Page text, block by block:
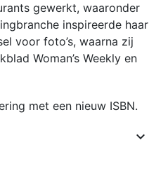
gewerkt, waaronder
inspireerde haar
voor foto’s, waarna zij
Woman’s Weekly en
met een nieuw ISBN.
